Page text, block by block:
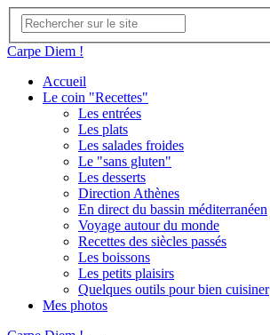
Carpe Diem !
Accueil
Le coin "Recettes"
Les entrées
Les plats
Les salades froides
Le "sans gluten"
Les desserts
Direction Athènes
En direct du bassin méditerranéen
Voyage autour du monde
Recettes des siècles passés
Les boissons
Les petits plaisirs
Quelques outils pour bien cuisiner
Mes photos